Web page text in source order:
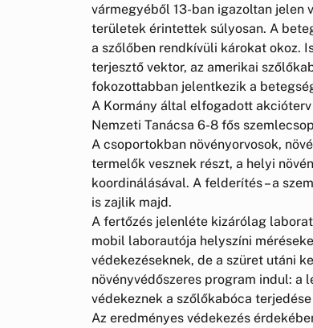
vármegyéből 13-ban igazoltan jelen
területek érintettek súlyosan. A
a szőlőben rendkívüli károkat okoz.
terjesztő vektor, az amerikai
fokozottabban jelentkezik a
A Kormány által elfogadott
Nemzeti Tanácsa 6-8 fős
A csoportokban növényorvosok,
termelők vesznek részt, a helyi
koordinálásával. A felderítés – a
is zajlik majd.
A fertőzés jelenléte kizárólag
mobil laborautója helyszíni
védekezéseknek, de a szüret utáni
növényvédőszeres program indul:
védekeznek a szőlőkabóca
Az eredményes védekezés